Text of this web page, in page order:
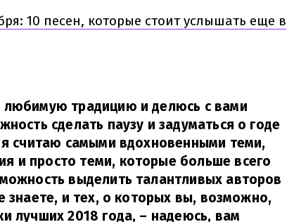
10 песен, которые стоит услышать еще в
традицию и делюсь с вами
сделать паузу и задуматься о годе
считаю самыми вдохновенными теми,
и просто теми, которые больше всего
выделить талантливых авторов
знаете, и тех, о которых вы, возможно,
лучших 2018 года, – надеюсь, вам